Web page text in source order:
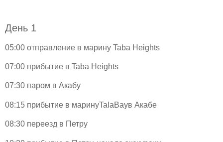
День 1
05:00 отправление в марину Taba Heights
07:00 прибытие в Taba Heights
07:30 паром в Акабу
08:15 прибытие в маринуTalaBayв Акабе
08:30 переезд в Петру